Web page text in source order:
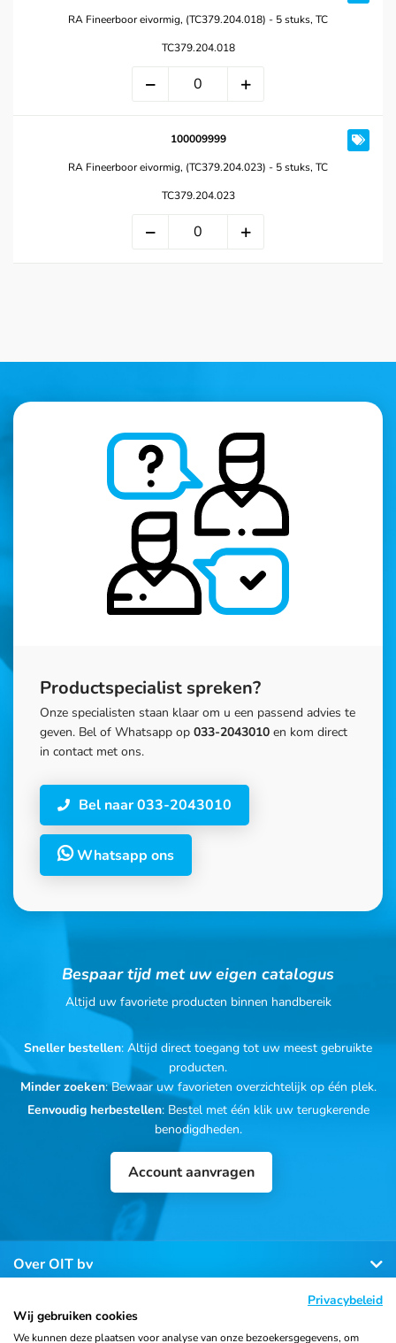
RA Fineerboor eivormig, (TC379.204.018) - 5 stuks, TC
TC379.204.018
100009999
RA Fineerboor eivormig, (TC379.204.023) - 5 stuks, TC
TC379.204.023
Productspecialist spreken?
Onze specialisten staan klaar om u een passend advies te
geven. Bel of Whatsapp op 033-2043010 en kom direct
in contact met ons.
Bel naar 033-2043010
Whatsapp ons
Bespaar tijd met uw eigen catalogus
Altijd uw favoriete producten binnen handbereik
Sneller bestellen: Altijd direct toegang tot uw meest gebruikte
producten.
Minder zoeken: Bewaar uw favorieten overzichtelijk op één plek.
Eenvoudig herbestellen: Bestel met één klik uw terugkerende
benodigdheden.
Account aanvragen
Over OIT bv
Klantenservice
Privacybeleid
Wij gebruiken cookies
We kunnen deze plaatsen voor analyse van onze bezoekersgegevens, om